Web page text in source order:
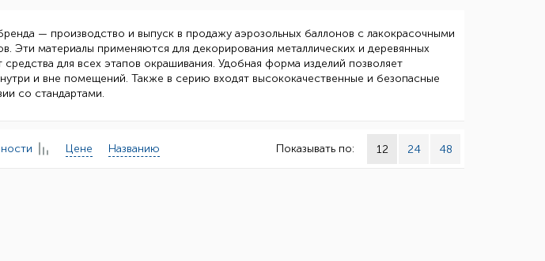
— производство и выпуск в продажу аэрозольных баллонов с лакокрасочными
Эти материалы применяются для декорирования металлических и деревянных
для всех этапов окрашивания. Удобная форма изделий позволяет
и вне помещений. Также в серию входят высококачественные и безопасные
со стандартами.
Цене Названию Показывать по: 12 24 48